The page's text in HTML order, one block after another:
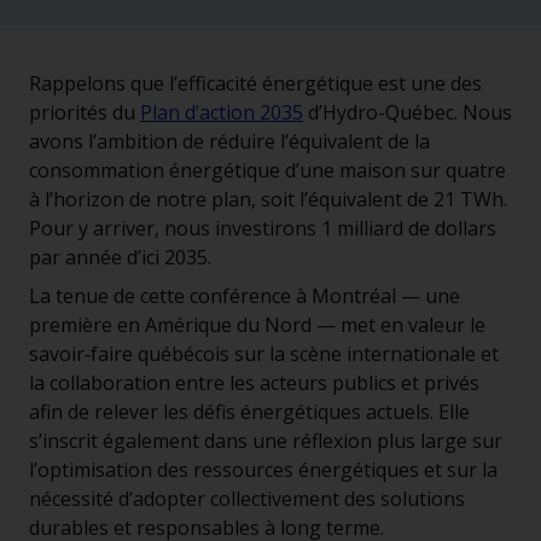
Rappelons que l’efficacité énergétique est une des
priorités du Plan d’action 2035 d’Hydro-Québec. Nous
avons l’ambition de réduire l’équivalent de la
consommation énergétique d’une maison sur quatre
à l’horizon de notre plan, soit l’équivalent de 21 TWh.
Pour y arriver, nous investirons 1 milliard de dollars
par année d’ici 2035.
La tenue de cette conférence à Montréal — une
première en Amérique du Nord — met en valeur le
savoir‑faire québécois sur la scène internationale et
la collaboration entre les acteurs publics et privés
afin de relever les défis énergétiques actuels. Elle
s’inscrit également dans une réflexion plus large sur
l’optimisation des ressources énergétiques et sur la
nécessité d’adopter collectivement des solutions
durables et responsables à long terme.